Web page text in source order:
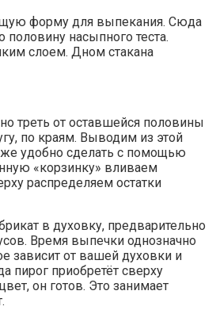
форму для выпекания. Сюда
насыпного теста.
слоем. Дном стакана
треть от оставшейся половины
по краям. Выводим из этой
удобно сделать с помощью
«корзинку» вливаем
распределяем остатки
в духовку, предварительно
Время выпечки однозначно
зависит от вашей духовки и
пирог приобретёт сверху
он готов. Это занимает